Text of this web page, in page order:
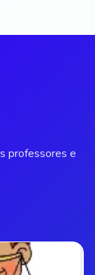
professores e